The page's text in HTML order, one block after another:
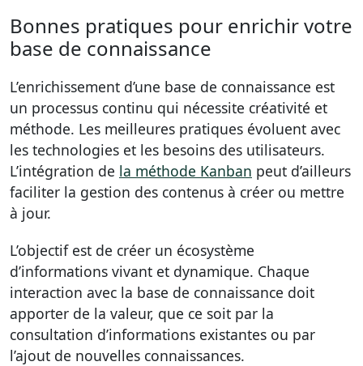
Bonnes pratiques pour enrichir votre
base de connaissance
L’enrichissement d’une base de connaissance est
un processus continu qui nécessite créativité et
méthode. Les meilleures pratiques évoluent avec
les technologies et les besoins des utilisateurs.
L’intégration de la méthode Kanban peut d’ailleurs
faciliter la gestion des contenus à créer ou mettre
à jour.
L’objectif est de créer un écosystème
d’informations vivant et dynamique. Chaque
interaction avec la base de connaissance doit
apporter de la valeur, que ce soit par la
consultation d’informations existantes ou par
l’ajout de nouvelles connaissances.